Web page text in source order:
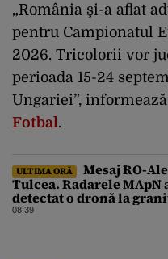
„România şi-a aflat
pentru Campionatul
2026. Tricolorii vor
perioada 15-24
Ungariei”, informează
Fotbal.
ULTIMA ORĂ
Mesaj RO-
Tulcea. Radarele MApN
detectat o dronă la
08:39